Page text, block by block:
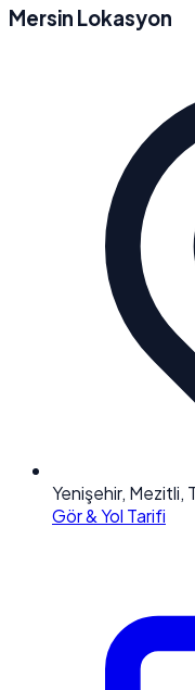
Mersin Lokasyon
Yenişehir, Mezitli,
Gör & Yol Tarifi